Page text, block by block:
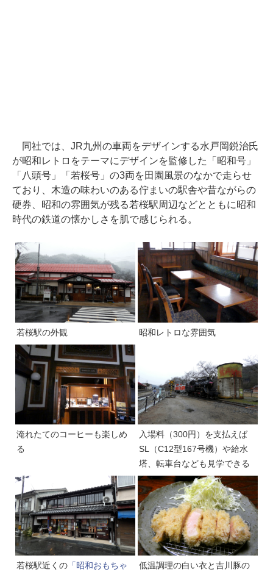
同社では、JR九州の車両をデザインする水戸岡鋭治氏
が昭和レトロをテーマにデザインを監修した「昭和号」
「八頭号」「若桜号」の3両を田園風景のなかで走らせ
ており、木造の味わいのある佇まいの駅舎や昔ながらの
硬券、昭和の雰囲気が残る若桜駅周辺などとともに昭和
時代の鉄道の懐かしさを肌で感じられる。
若桜駅の外観 昭和レトロな雰囲気
淹れたてのコーヒーも楽しめ
る
入場料（300円）を支払えば
SL（C12型167号機）や給水
塔、転車台なども見学できる
若桜駅近くの「昭和おもちゃ
低温調理の白い衣と吉川豚の